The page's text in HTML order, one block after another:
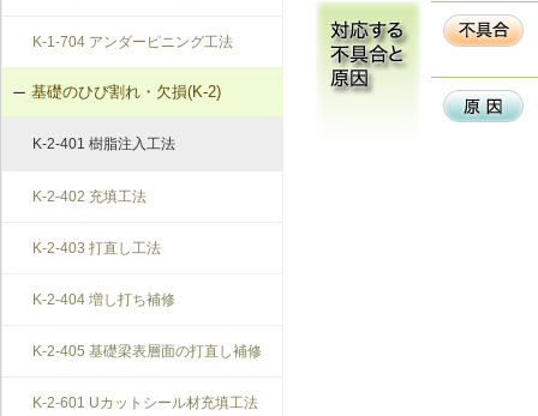
K-1-704 アンダーピニング工法
基礎のひび割れ・欠損(K-2)
K-2-401 樹脂注入工法
K-2-402 充填工法
K-2-403 打直し工法
K-2-404 増し打ち補修
K-2-405 基礎梁表層面の打直し補修
K-2-601 Uカットシール材充填工法